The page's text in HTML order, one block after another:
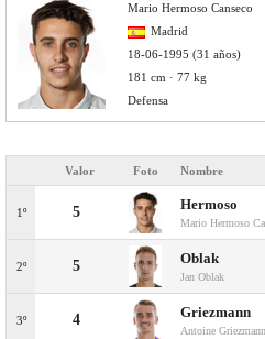
Mario Hermoso Canseco
Madrid
18-06-1995 (31 años)
181 cm · 77 kg
Defensa
Valor Foto Nombre
1º 5 Hermoso
Mario Hermoso
2º 5 Oblak
Jan Oblak
3º 4 Griezmann
Antoine Griezmann